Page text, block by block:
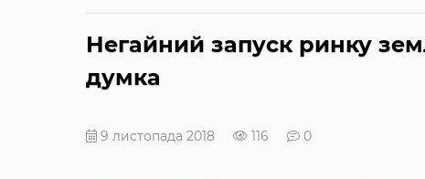
Негайний запуск ринку
думка
9 листопада 2018 116 0